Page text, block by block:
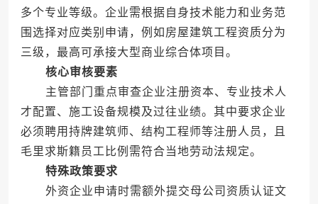
多个专业等级。企业需根据自身技术能力和业务范
围选择对应类别申请，例如房屋建筑工程资质分为
三级，最高可承接大型商业综合体项目。
核心审核要素
主管部门重点审查企业注册资本、专业技术人
才配置、施工设备规模及过往业绩。其中要求企业
必须聘用持牌建筑师、结构工程师等注册人员，且
毛里求斯籍员工比例需符合当地劳动法规定。
特殊政策要求
外资企业申请时需额外提交母公司资质认证文